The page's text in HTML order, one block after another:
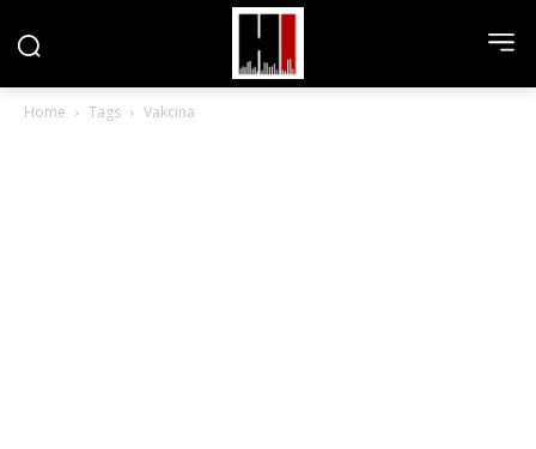
Home Tags Vakcina